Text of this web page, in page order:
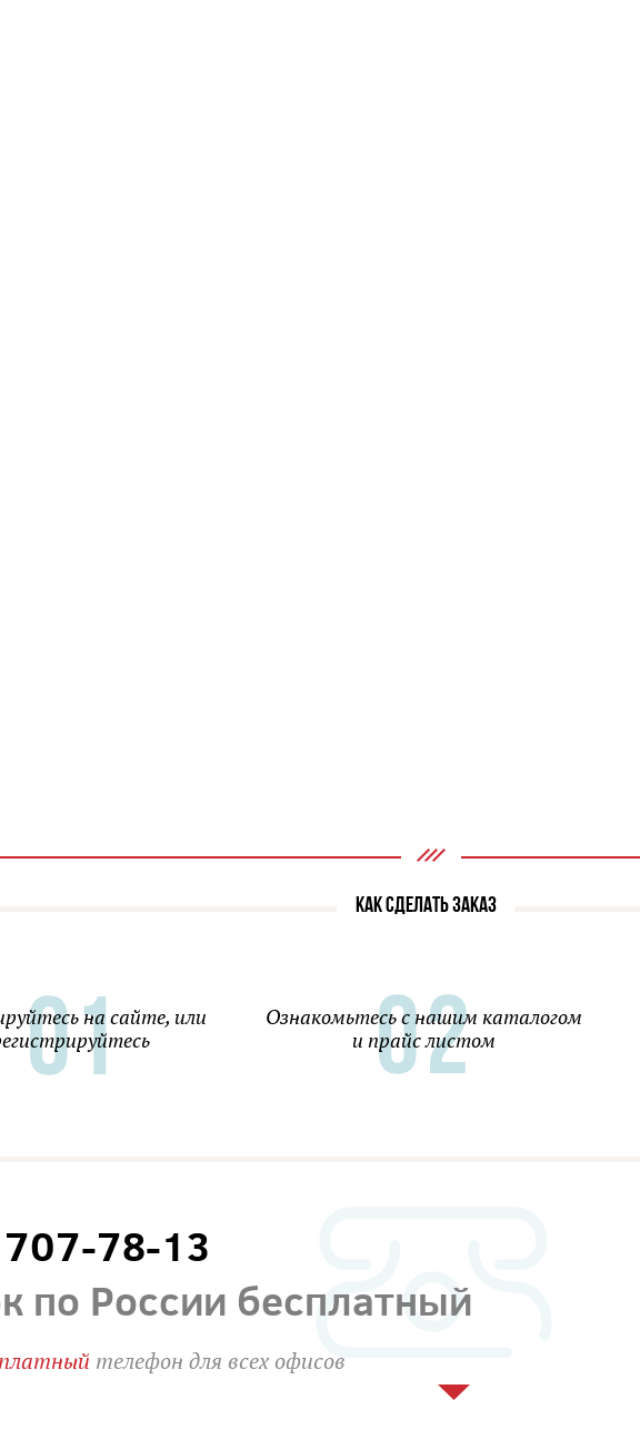
КАК СДЕЛАТЬ ЗАКАЗ
на сайте, или
Ознакомьтесь с нашим каталогом
и прайс листом
78-13
по России бесплатный
телефон для всех офисов